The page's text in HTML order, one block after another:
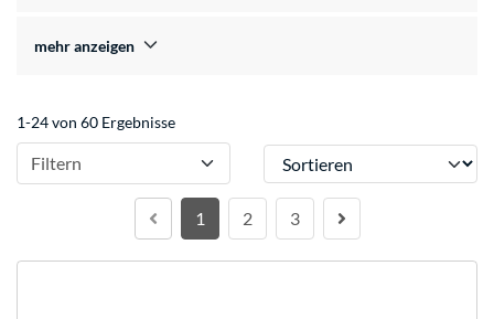
mehr anzeigen
1-24 von 60 Ergebnisse
Filtern Sortieren
1 2 3